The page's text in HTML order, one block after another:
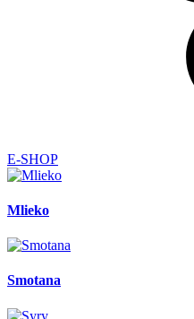
E-SHOP
Mlieko
Smotana